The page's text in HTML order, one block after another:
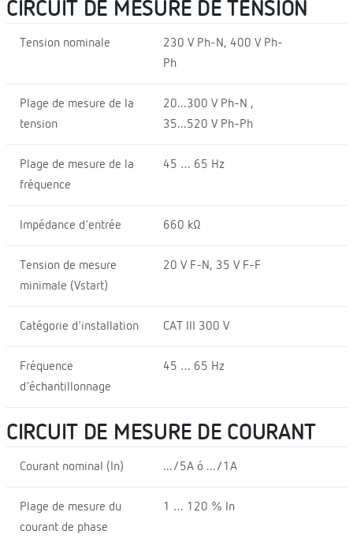
CIRCUIT DE MESURE DE TENSION
Tension nominale
230 V Ph-N, 400 V Ph-
Ph
Plage de mesure de la
tension
20...300 V Ph-N ,
35...520 V Ph-Ph
Plage de mesure de la
fréquence
45 … 65 Hz
Impédance d'entrée 660 kΩ
Tension de mesure
minimale (Vstart)
20 V F-N, 35 V F-F
Catégorie d'installation CAT III 300 V
Fréquence
d'échantillonnage
45 … 65 Hz
CIRCUIT DE MESURE DE COURANT
Courant nominal (In) .../5A ó .../1A
Plage de mesure du
courant de phase
1 … 120 % In